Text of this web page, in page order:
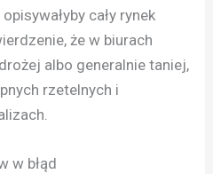
cały rynek
że w biurach
albo generalnie taniej,
rzetelnych i
w błąd